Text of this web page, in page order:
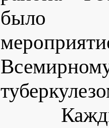
было
Каждый